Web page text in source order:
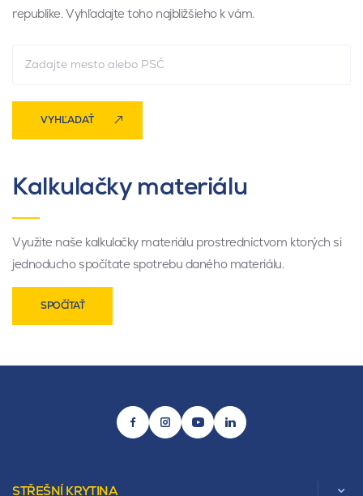
republike. Vyhľadajte toho najbližšieho k vám.
VYHĽADAŤ
Kalkulačky materiálu
Využite naše kalkulačky materiálu prostredníctvom ktorých si
jednoducho spočítate spotrebu daného materiálu.
SPOČÍTAŤ
STŘEŠNÍ KRYTINA